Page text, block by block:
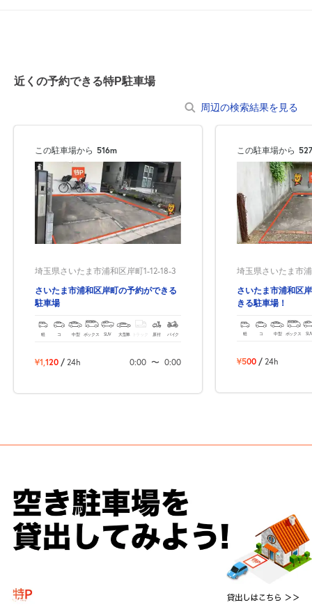
近くの予約できる特P駐車場
周辺の検索結果を見る
この駐車場から 516m
埼玉県さいたま市浦和区岸町1-12-18-3
さいたま市浦和区岸町の予約ができる
駐車場
軽 コ 中型 ボックス SUV 大型車 トラック 原付 バイク
¥1,120 / 24h 0:00 〜 0:00
この駐車場から
埼玉県さいたま市
さいたま市浦和区
きる駐車場！
軽 コ 中型 ボックス
¥500 / 24h